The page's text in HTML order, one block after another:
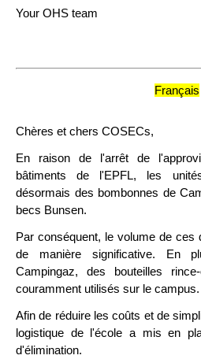
Your OHS team
Français
Chères et chers COSECs,
En raison de l'arrêt de
bâtiments de l'EPFL, les
désormais des bombonnes de
becs Bunsen.
Par conséquent, le volume de ces
de manière significative. En
Campingaz, des bouteilles
couramment utilisés sur le campus.
Afin de réduire les coûts et de
logistique de l'école a mis en
d'élimination.